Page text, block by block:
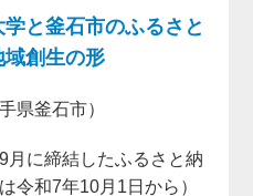
と釜石市のふるさと
創生の形
県釜石市）
月に締結したふるさと納
令和7年10月1日から）